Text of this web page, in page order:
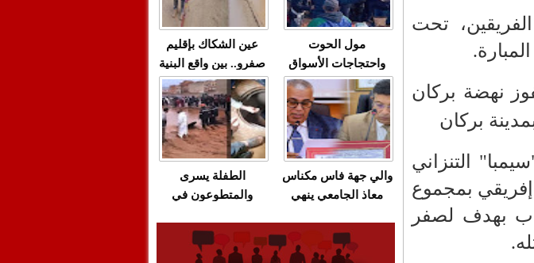
تحت
نهضة بركان
بركان
التنزاني
بمجموع
بهدف لصفر
عين الشكاك بإقليم
صفرو.. بين واقع البنية
التحتية المهترئة
والحملات الانتخابية
المبكرة(فيديو)
مول الحوت
واحتجاجات الأسواق
الأسبوعية/الاحتقان
الصامت والتراشق
بـ"الصناديق"/أخنوش
يرد بالصمت المريب
الطفلة يسرى
والمتطوعون في
وقنوات صرف صحي
تقتل والمحاسبة يجب
والي جهة فاس مكناس
معاذ الجامعي ينهي
والعمال مع شركة
سيتي باص + وثيقة